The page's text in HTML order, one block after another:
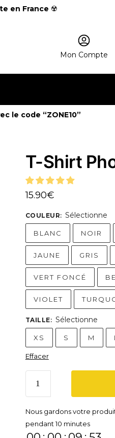
en France ☢️
Mon Compte
le code “ZONE10”
T-Shirt
15.90€
COULEUR: Sélectionne
BLANC NOIR
JAUNE GRIS
VERT FONCÉ
VIOLET
TAILLE: Sélectionne
XS S M L
Effacer
Nous gardons votre
pendant 10 minutes